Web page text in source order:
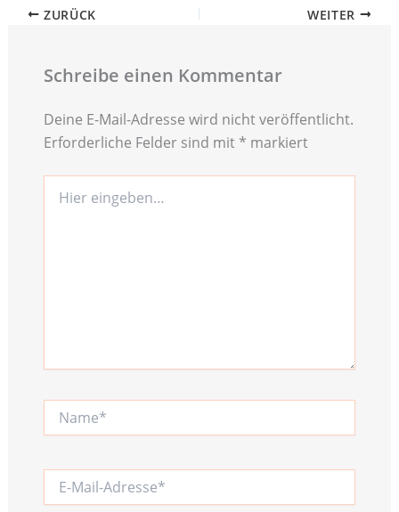
ZURÜCK WEITER
Schreibe einen Kommentar
Deine E-Mail-Adresse wird nicht veröffentlicht.
Erforderliche Felder sind mit * markiert
eingeben…
Mail-